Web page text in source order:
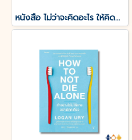
หนังสือ ไม่ว่าจะคิดอะไร ให้คิดตรงกันข้าม Whatever You Think, Think the Opposite